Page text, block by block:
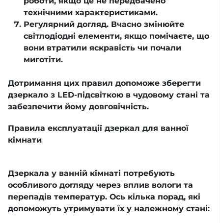
технічними характеристиками.
Регулярний догляд. Вчасно змінюйте
світлодіодні елементи, якщо помічаєте, що
вони втратили яскравість чи почали
миготіти.
Дотримання цих правил допоможе зберегти
дзеркало з LED-підсвіткою в чудовому стані та
забезпечити йому довговічність.
Правила експлуатації дзеркал для ванної
кімнати
Дзеркала у ванній кімнаті потребують
особливого догляду через вплив вологи та
перепадів температур. Ось кілька порад, які
допоможуть утримувати їх у належному стані: